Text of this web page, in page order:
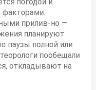
факторами.
прилив-но —
планируют
паузы полной или
пообещали
откладывают на